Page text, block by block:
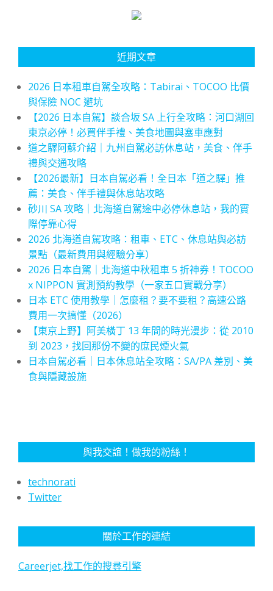
近期文章
2026 日本租車自駕全攻略：Tabirai、TOCOO 比價
與保險 NOC 避坑
【2026 日本自駕】談合坂 SA 上行全攻略：河口湖回
東京必停！必買伴手禮、美食地圖與塞車應對
道之驛阿蘇介紹｜九州自駕必訪休息站，美食、伴手
禮與交通攻略
【2026最新】日本自駕必看！全日本「道之驛」推
薦：美食、伴手禮與休息站攻略
砂川 SA 攻略｜北海道自駕途中必停休息站，我的實
際停靠心得
2026 北海道自駕攻略：租車、ETC、休息站與必訪
景點（最新費用與經驗分享）
2026 日本自駕｜北海道中秋租車 5 折神券！TOCOO
x NIPPON 實測預約教學（一家五口實戰分享）
日本 ETC 使用教學｜怎麼租？要不要租？高速公路
費用一次搞懂（2026）
【東京上野】阿美橫丁 13 年間的時光漫步：從 2010
到 2023，找回那份不變的庶民煙火氣
日本自駕必看｜日本休息站全攻略：SA/PA 差別、美
食與隱藏設施
與我交誼！做我的粉絲！
technorati
Twitter
關於工作的連結
Careerjet,找工作的搜尋引擎